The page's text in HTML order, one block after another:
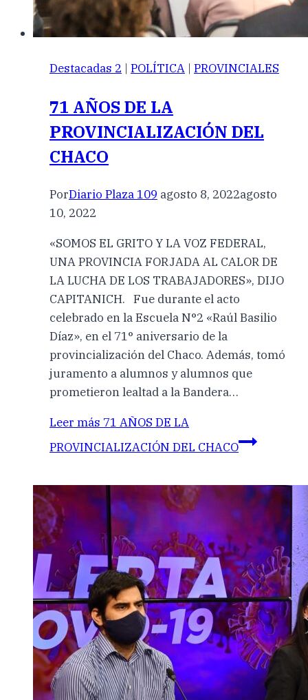
Destacadas 2 | POLÍTICA | PROVINCIALES
71 AÑOS DE LA
PROVINCIALIZACIÓN DEL
CHACO
PorDiario Plaza 109 agosto 8, 2022agosto
10, 2022
«SOMOS EL GRITO Y LA VOZ FEDERAL,
UNA PROVINCIA FORJADA AL CALOR DE
LA LUCHA DE LOS TRABAJADORES», DIJO
CAPITANICH. Fue durante el acto
celebrado en la Escuela N°2 «Raúl Basilio
Díaz», en el 71° aniversario de la
provincialización del Chaco. Además, tomó
juramento a alumnos y alumnos que
prometieron lealtad a la Bandera…
Leer más 71 AÑOS DE LA
PROVINCIALIZACIÓN DEL CHACO